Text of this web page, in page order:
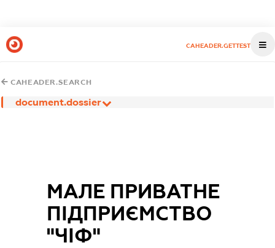
CAHEADER.GETTEST
CAHEADER.SEARCH
document.dossier
МАЛЕ ПРИВАТНЕ
ПІДПРИЄМСТВО
"ЧІФ"